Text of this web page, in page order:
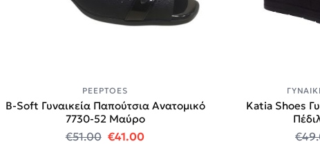
PEEPTOES
B-Soft Γυναικεία Παπούτσια Aνατομικό
7730-52 Μαύρο
€51.00 Original price was: €51.00.
€41.00Η τρέχουσα τιμή είναι: €41.00.
Katia Shoes
€